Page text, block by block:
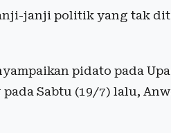
janji politik yang tak
pidato pada
Sabtu (19/7) lalu,